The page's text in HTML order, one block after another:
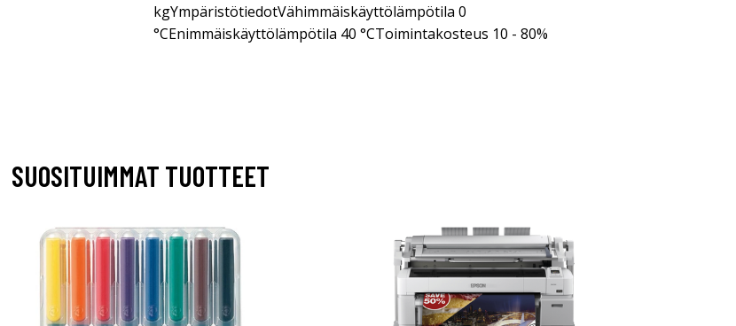
kgYmpäristötiedotVähimmäiskäyttölämpötila 0
°CEnimmäiskäyttölämpötila 40 °CToimintakosteus 10 - 80%
SUOSITUIMMAT TUOTTEET